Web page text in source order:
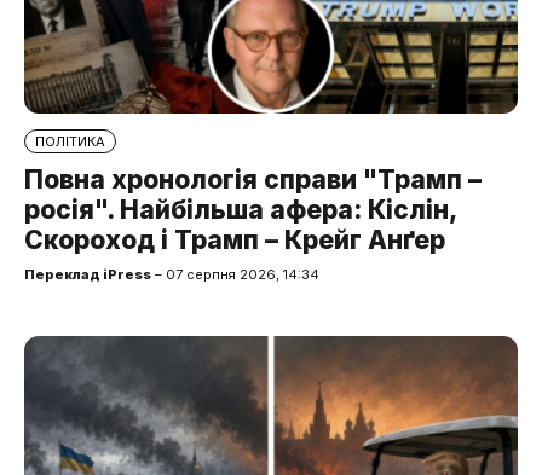
ПОЛІТИКА
Повна хронологія справи "Трамп –
росія". Найбільша афера: Кіслін,
Скороход і Трамп – Крейг Анґер
Переклад iPress – 07 серпня 2026, 14:34